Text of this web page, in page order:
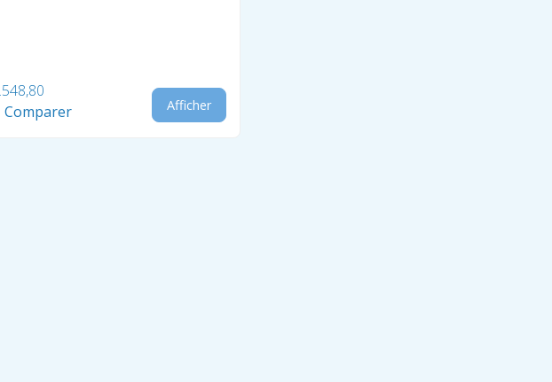
Comparer
Afficher